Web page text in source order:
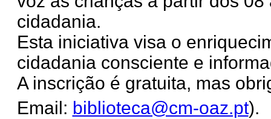
cidadania.
Esta iniciativa visa o
cidadania consciente e
A inscrição é gratuita, mas
Email: biblioteca@cm-oaz.pt).